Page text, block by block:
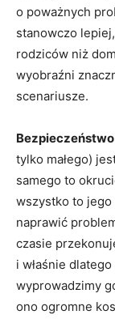
o poważnych
stanowczo
rodziców niż
wyobraźni
scenariusze.
tylko małego)
samego to
wszystko to
naprawić
czasie
i właśnie
wyprowadzimy
ono ogromne